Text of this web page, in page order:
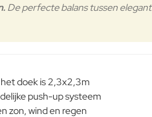
De perfecte balans tussen
doek is 2,3x2,3m
push-up systeem
zon, wind en regen